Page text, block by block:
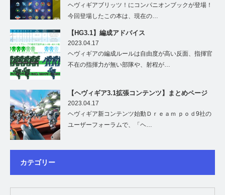
ヘヴィギアブリッツ！にコンパニオンブックが登場！
今回登場したこの本は、現在の…
【HG3.1】編成アドバイス
2023.04.17
ヘヴィギアの編成ルールは自由度が高い反面、指揮官
不在の指揮力が無い部隊や、射程が…
【ヘヴィギア3.1拡張コンテンツ】まとめページ
2023.04.17
ヘヴィギア新コンテンツ始動Ｄｒｅａｍ ｐｏｄ9社の
ユーザーフォーラムで、「ヘ…
カテゴリー